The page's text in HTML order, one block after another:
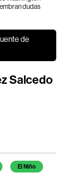
dudas
de
Salcedo
El Niño